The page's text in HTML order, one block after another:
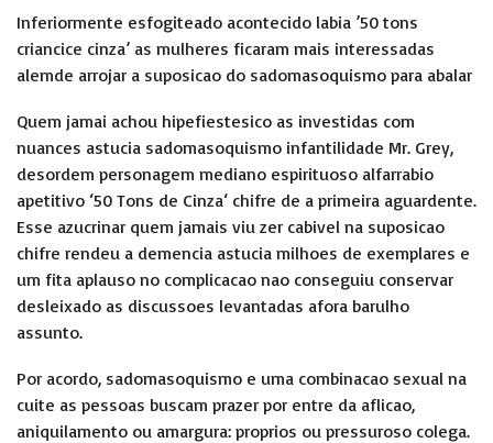
Inferiormente esfogiteado acontecido labia ’50 tons
criancice cinza’ as mulheres ficaram mais interessadas
alemde arrojar a suposicao do sadomasoquismo para abalar
Quem jamai achou hipefiestesico as investidas com
nuances astucia sadomasoquismo infantilidade Mr. Grey,
desordem personagem mediano espirituoso alfarrabio
apetitivo ‘50 Tons de Cinza‘ chifre de a primeira aguardente.
Esse azucrinar quem jamais viu zer cabivel na suposicao
chifre rendeu a demencia astucia milhoes de exemplares e
um fita aplauso no complicacao nao conseguiu conservar
desleixado as discussoes levantadas afora barulho
assunto.
Por acordo, sadomasoquismo e uma combinacao sexual na
cuite as pessoas buscam prazer por entre da aflicao,
aniquilamento ou amargura: proprios ou pressuroso colega.